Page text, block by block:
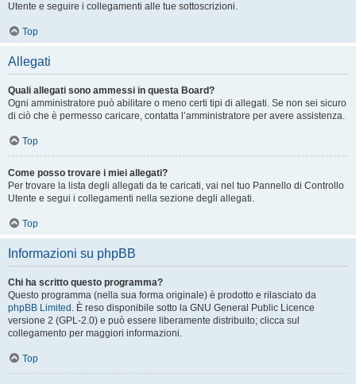
Utente e seguire i collegamenti alle tue sottoscrizioni.
Top
Allegati
Quali allegati sono ammessi in questa Board?
Ogni amministratore può abilitare o meno certi tipi di allegati. Se non sei sicuro
di ciò che è permesso caricare, contatta l’amministratore per avere assistenza.
Top
Come posso trovare i miei allegati?
Per trovare la lista degli allegati da te caricati, vai nel tuo Pannello di Controllo
Utente e segui i collegamenti nella sezione degli allegati.
Top
Informazioni su phpBB
Chi ha scritto questo programma?
Questo programma (nella sua forma originale) è prodotto e rilasciato da
phpBB Limited . È reso disponibile sotto la GNU General Public Licence
versione 2 (GPL-2.0) e può essere liberamente distribuito; clicca sul
collegamento per maggiori informazioni.
Top